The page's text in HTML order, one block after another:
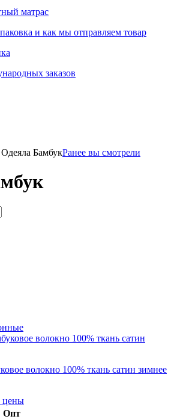
матрас
и как мы отправляем товар
заказов
Одеяла БамбукРанее вы смотрели
волокно 100% ткань сатин зимнее
цены
Опт